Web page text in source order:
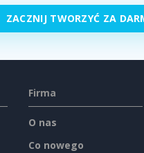
ZACZNIJ TWORZYĆ ZA
Firma
O nas
Co nowego